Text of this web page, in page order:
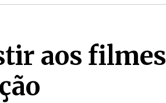
aos filmes